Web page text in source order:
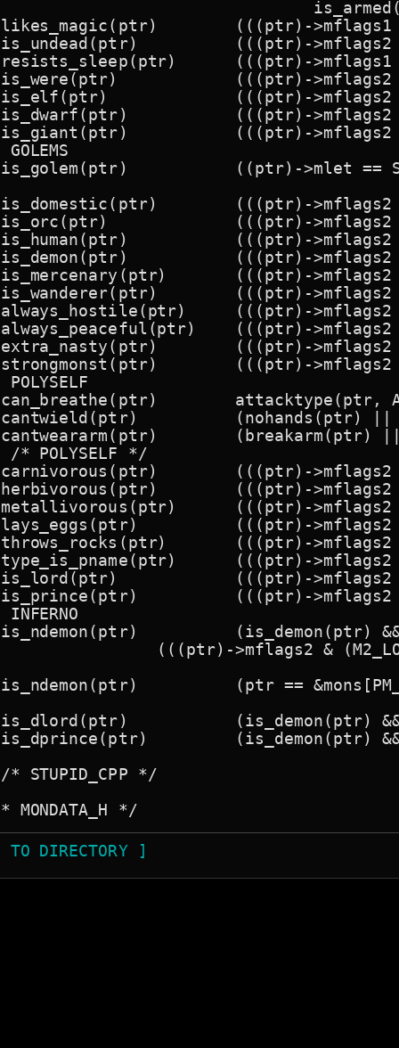
(((ptr)->mflags1 & M1_MAGIC) != 0L)
>mflags2 & M2_UNDEAD) != 0L)
>mflags1 & M1_SLEE_RES) != 0L || is_undead(ptr))
>mflags2 & M2_WERE) != 0L)
>mflags2 & M2_ELF) != 0L)
>mflags2 & M2_DWARF) != 0L)
>mflags2 & M2_GIANT) != 0L)
((ptr)->mlet == S_GOLEM)
(((ptr)->mflags2 & M2_DOMESTIC) != 0L)
>mflags2 & M2_ORC) != 0L)
>mflags2 & M2_HUMAN) != 0L)
>mflags2 & M2_DEMON) != 0L)
(((ptr)->mflags2 & M2_MERC) != 0L)
(((ptr)->mflags2 & M2_WANDER) != 0L)
(((ptr)->mflags2 & M2_HOSTILE) != 0L)
(((ptr)->mflags2 & M2_PEACEFUL) != 0L)
(((ptr)->mflags2 & M2_NASTY) != 0L)
(((ptr)->mflags2 & M2_STRONG) != 0L)
attacktype(ptr, AT_BREA)
(nohands(ptr) || verysmall(ptr))
(breakarm(ptr) || sliparm(ptr))
POLYSELF */
(((ptr)->mflags2 & M2_CARNIVORE) != 0L)
(((ptr)->mflags2 & M2_HERBIVORE) != 0L)
(((ptr)->mflags2 & M2_METALLIVORE) != 0L)
(((ptr)->mflags2 & M2_EGGS) != 0L)
(((ptr)->mflags2 & M2_ROCKTHROW) != 0L)
(((ptr)->mflags2 & M2_PNAME) != 0L)
>mflags2 & M2_LORD) != 0L)
>mflags2 & M2_PRINCE) != 0L)
(is_demon(ptr) && \
(ptr == &mons[PM_DEMON])
(is_demon(ptr) && is_lord(ptr))
(is_demon(ptr) && is_prince(ptr))
STUPID_CPP */
TO DIRECTORY ]